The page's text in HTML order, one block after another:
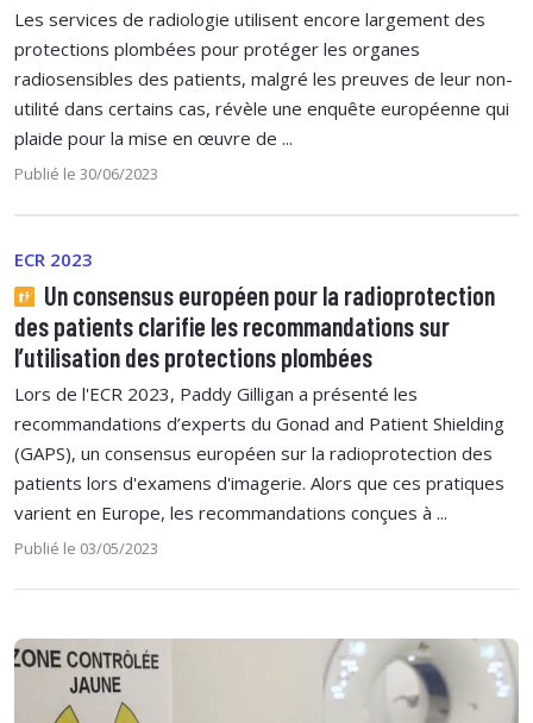
Les services de radiologie utilisent encore largement des
protections plombées pour protéger les organes
radiosensibles des patients, malgré les preuves de leur non-
utilité dans certains cas, révèle une enquête européenne qui
plaide pour la mise en œuvre de ...
Publié le 30/06/2023
ECR 2023
Un consensus européen pour la radioprotection
des patients clarifie les recommandations sur
l’utilisation des protections plombées
Lors de l'ECR 2023, Paddy Gilligan a présenté les
recommandations d’experts du Gonad and Patient Shielding
(GAPS), un consensus européen sur la radioprotection des
patients lors d'examens d'imagerie. Alors que ces pratiques
varient en Europe, les recommandations conçues à ...
Publié le 03/05/2023